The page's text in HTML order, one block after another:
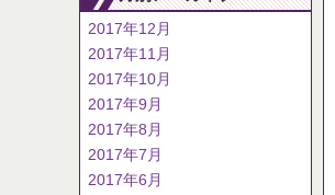
2017年12月
2017年11月
2017年10月
2017年9月
2017年8月
2017年7月
2017年6月